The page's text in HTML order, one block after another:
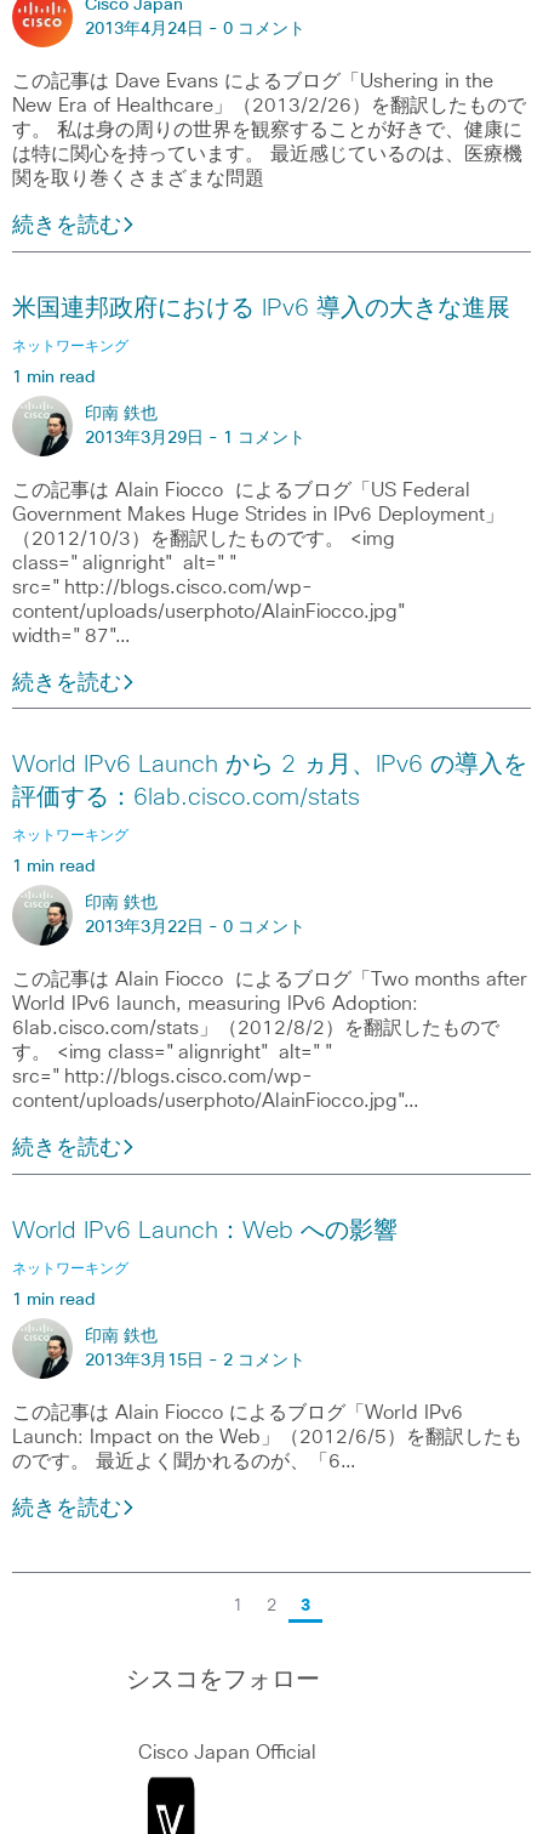
Cisco Japan
2013年4月24日 - 0 コメント
この記事は Dave Evans によるブログ「Ushering in the
New Era of Healthcare」（2013/2/26）を翻訳したもので
す。 私は身の周りの世界を観察することが好きで、健康に
は特に関心を持っています。 最近感じているのは、医療機
関を取り巻くさまざまな問題
続きを読む
米国連邦政府における IPv6 導入の大きな進展
ネットワーキング
1 min read
印南 鉄也
2013年3月29日 - 1 コメント
この記事は Alain Fiocco によるブログ「US Federal
Government Makes Huge Strides in IPv6 Deployment」
（2012/10/3）を翻訳したものです。 <img
class="alignright" alt=""
src="http://blogs.cisco.com/wp-
content/uploads/userphoto/AlainFiocco.jpg"
width="87"…
続きを読む
World IPv6 Launch から 2 ヵ月、IPv6 の導入を
評価する：6lab.cisco.com/stats
ネットワーキング
1 min read
印南 鉄也
2013年3月22日 - 0 コメント
この記事は Alain Fiocco によるブログ「Two months after
World IPv6 launch, measuring IPv6 Adoption:
6lab.cisco.com/stats」（2012/8/2）を翻訳したもので
す。 <img class="alignright" alt=""
src="http://blogs.cisco.com/wp-
content/uploads/userphoto/AlainFiocco.jpg"…
続きを読む
World IPv6 Launch：Web への影響
ネットワーキング
1 min read
印南 鉄也
2013年3月15日 - 2 コメント
この記事は Alain Fiocco によるブログ「World IPv6
Launch: Impact on the Web」（2012/6/5）を翻訳したも
のです。 最近よく聞かれるのが、「6…
続きを読む
1 2 3
シスコをフォロー
Cisco Japan Official